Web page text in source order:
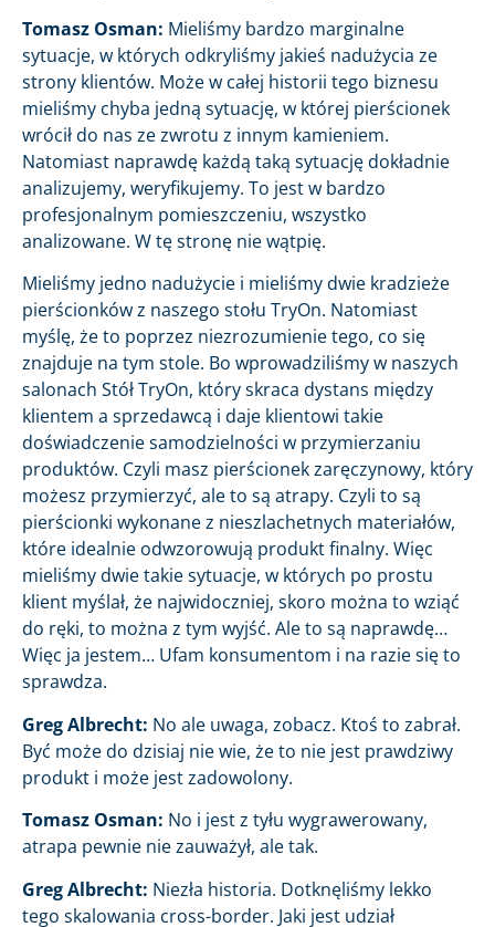
Tomasz Osman: Mieliśmy bardzo marginalne
sytuacje, w których odkryliśmy jakieś nadużycia ze
strony klientów. Może w całej historii tego biznesu
mieliśmy chyba jedną sytuację, w której pierścionek
wrócił do nas ze zwrotu z innym kamieniem.
Natomiast naprawdę każdą taką sytuację dokładnie
analizujemy, weryfikujemy. To jest w bardzo
profesjonalnym pomieszczeniu, wszystko
analizowane. W tę stronę nie wątpię.
Mieliśmy jedno nadużycie i mieliśmy dwie kradzieże
pierścionków z naszego stołu TryOn. Natomiast
myślę, że to poprzez niezrozumienie tego, co się
znajduje na tym stole. Bo wprowadziliśmy w naszych
salonach Stół TryOn, który skraca dystans między
klientem a sprzedawcą i daje klientowi takie
doświadczenie samodzielności w przymierzaniu
produktów. Czyli masz pierścionek zaręczynowy, który
możesz przymierzyć, ale to są atrapy. Czyli to są
pierścionki wykonane z nieszlachetnych materiałów,
które idealnie odwzorowują produkt finalny. Więc
mieliśmy dwie takie sytuacje, w których po prostu
klient myślał, że najwidoczniej, skoro można to wziąć
do ręki, to można z tym wyjść. Ale to są naprawdę…
Więc ja jestem… Ufam konsumentom i na razie się to
sprawdza.
Greg Albrecht: No ale uwaga, zobacz. Ktoś to zabrał.
Być może do dzisiaj nie wie, że to nie jest prawdziwy
produkt i może jest zadowolony.
Tomasz Osman: No i jest z tyłu wygrawerowany,
atrapa pewnie nie zauważył, ale tak.
Greg Albrecht: Niezła historia. Dotknęliśmy lekko
tego skalowania cross-border. Jaki jest udział